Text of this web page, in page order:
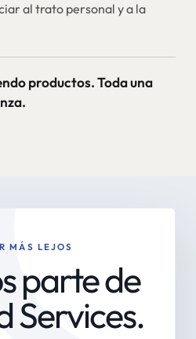
al trato personal y a la
productos. Toda una
MÁS LEJOS
parte de
Services.